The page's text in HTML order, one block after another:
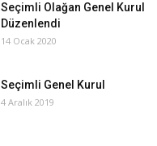
Seçimli Olağan Genel Kurul
Düzenlendi
14 Ocak 2020
Seçimli Genel Kurul
4 Aralık 2019